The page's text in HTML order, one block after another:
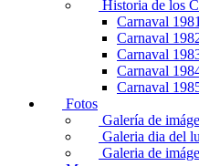
Historia de los
Carnaval
Carnaval
Carnaval
Carnaval
Carnaval
Fotos
Galería de
Galeria dia del
Galeria de